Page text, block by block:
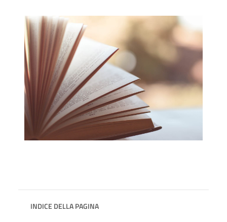
INDICE DELLA PAGINA